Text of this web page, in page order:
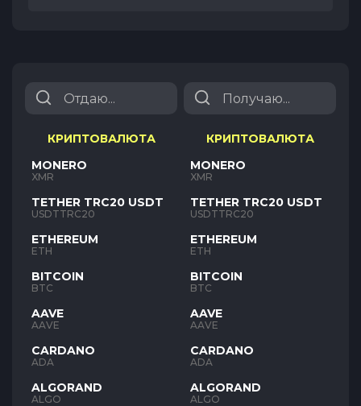
КРИПТОВАЛЮТА
MONERO
XMR
TETHER TRC20 USDT
USDTTRC20
ETHEREUM
ETH
BITCOIN
BTC
AAVE
AAVE
CARDANO
ADA
ALGORAND
ALGO
КРИПТОВАЛЮТА
MONERO
XMR
TETHER TRC20 USDT
USDTTRC20
ETHEREUM
ETH
BITCOIN
BTC
AAVE
AAVE
CARDANO
ADA
ALGORAND
ALGO